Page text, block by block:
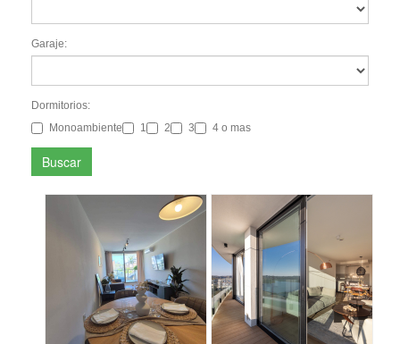
Garaje:
Dormitorios:
Monoambiente
1 2 3 4 o mas
Buscar